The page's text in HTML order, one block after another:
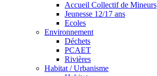
Accueil Collectif de Mineurs
Jeunesse 12/17 ans
Ecoles
Environnement
Déchets
PCAET
Rivières
Habitat / Urbanisme